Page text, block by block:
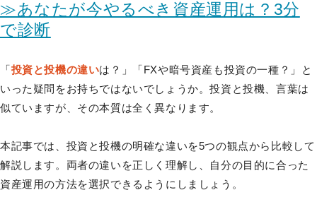
≫あなたが今やるべき資産運用は？3分
で診断
「投資と投機の違いは？」「FXや暗号資産も投資の一種？」と
いった疑問をお持ちではないでしょうか。投資と投機、言葉は
似ていますが、その本質は全く異なります。
本記事では、投資と投機の明確な違いを5つの観点から比較して
解説します。両者の違いを正しく理解し、自分の目的に合った
資産運用の方法を選択できるようにしましょう。